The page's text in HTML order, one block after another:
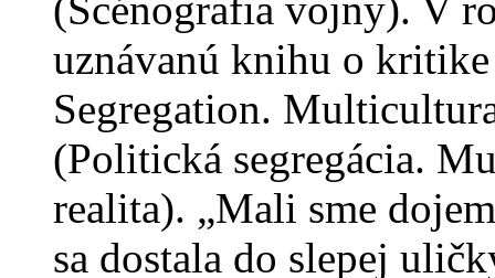
uznávanú knihu o
Segregation.
(Politická segregácia.
realita). „Mali sme
sa dostala do slepej